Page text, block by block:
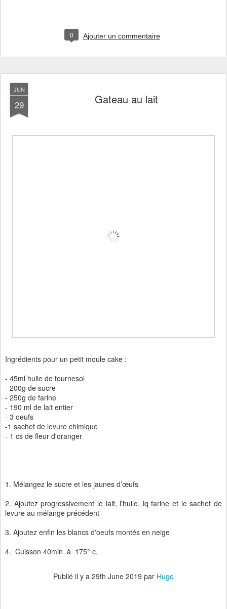
0 Ajouter un commentaire
JUN
29 Gateau au lait
Ingrédients pour un petit moule cake :
- 45ml huile de tournesol
- 200g de sucre
- 250g de farine
- 190 ml de lait entier
- 3 oeufs
-1 sachet de levure chimique
- 1 cs de fleur d'oranger
1. Mélangez le sucre et les jaunes d’œufs
2. Ajoutez progressivement le lait, l'huile, lq farine et le sachet de
levure au mélange précédent
3. Ajoutez enfin les blancs d'oeufs montés en neige
4. Cuisson 40min à 175° c.
Publié il y a 29th June 2019 par Hugo